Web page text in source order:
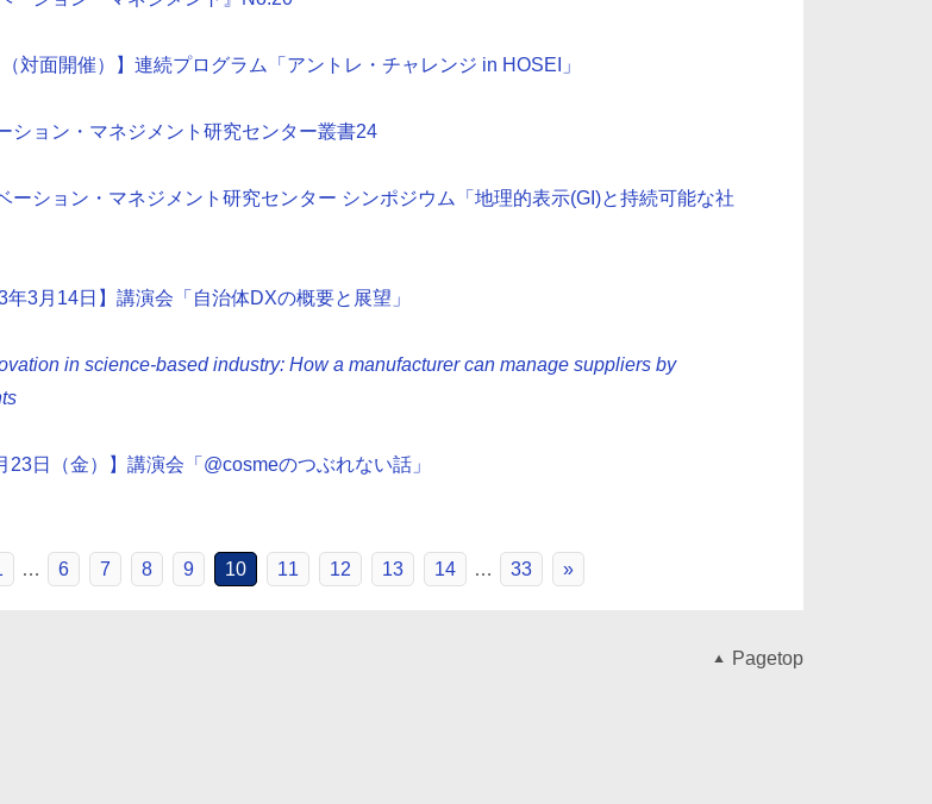
対面開催）】連続プログラム「アントレ・チャレンジ in HOSEI」
ション・マネジメント研究センター叢書24
ーション・マネジメント研究センター シンポジウム「地理的表示(GI)と持続可能な社
年3月14日】講演会「自治体DXの概要と展望」
in science-based industry: How a manufacturer can manage suppliers by
23日（金）】講演会「@cosmeのつぶれない話」
… 6 7 8 9 10 11 12 13 14 … 33 »
Pagetop